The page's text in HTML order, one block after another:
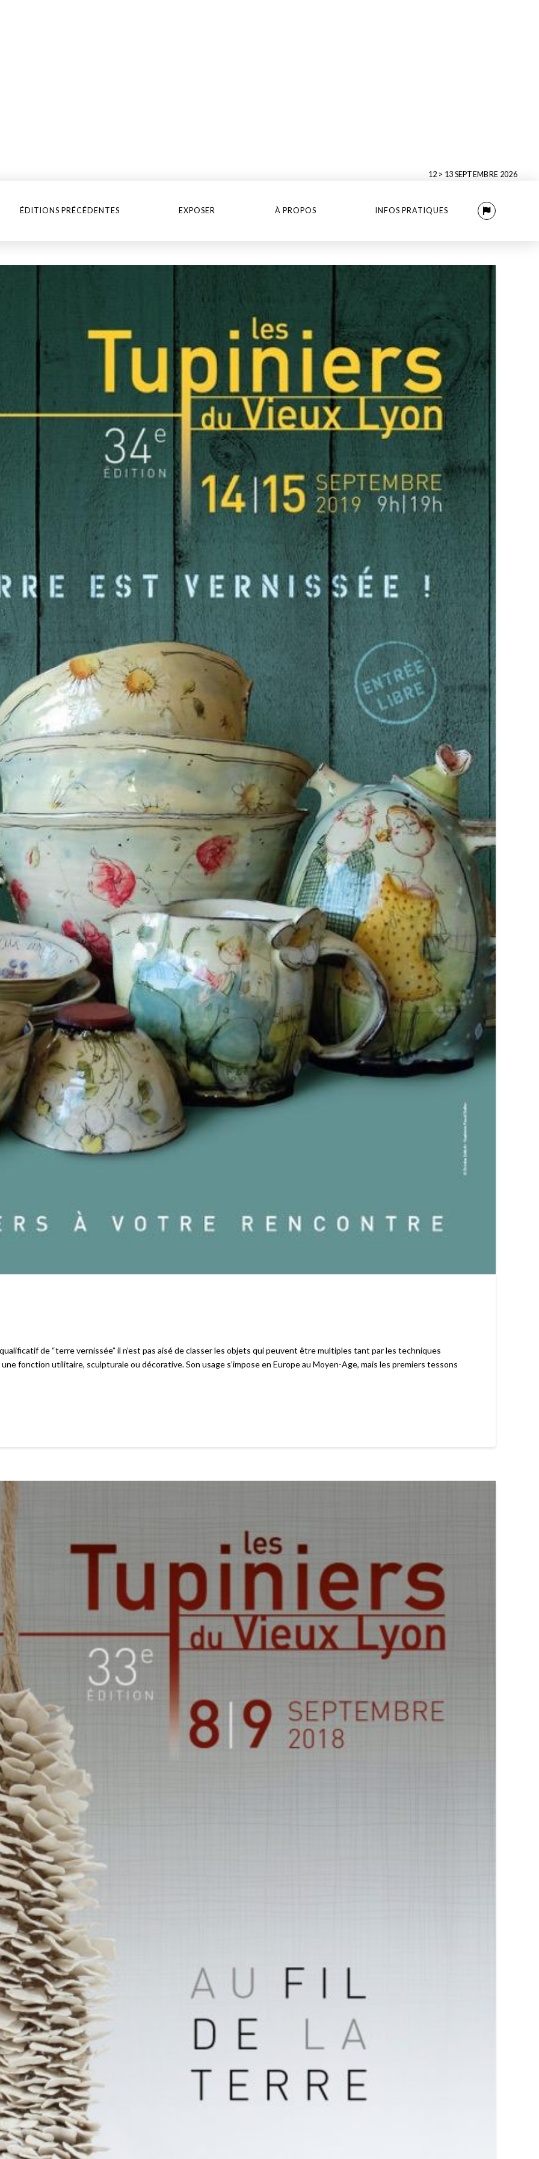
12 > 13 SEPTEMBRE 2026
ÉDITIONS PRÉCÉDENTES EXPOSER À PROPOS INFOS PRATIQUES
de “terre vernissée” il n’est pas aisé de classer les objets qui peuvent être multiples tant par les techniques
fonction utilitaire, sculpturale ou décorative. Son usage s’impose en Europe au Moyen-Age, mais les premiers tessons